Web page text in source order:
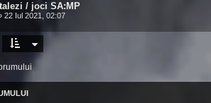
/ joci SA:MP
22 Iul 2021, 02:07